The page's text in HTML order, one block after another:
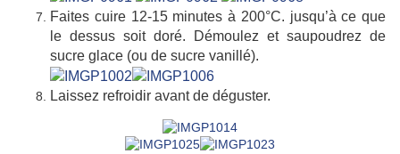
Faites cuire 12-15 minutes à 200°C. jusqu’à ce que
le dessus soit doré. Démoulez et saupoudrez de
sucre glace (ou de sucre vanillé).
Laissez refroidir avant de déguster.